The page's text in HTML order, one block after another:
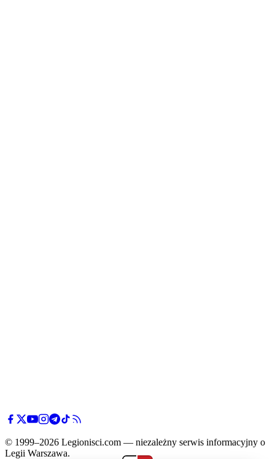
© 1999–2026 Legionisci.com — niezależny serwis informacyjny o
Legii Warszawa.